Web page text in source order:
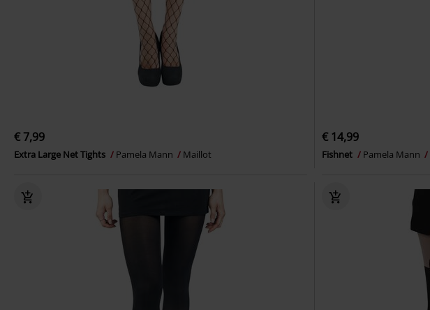
€ 7,99
Extra Large Net Tights Pamela Mann Maillot
€ 14,99
Fishnet Pamela Mann